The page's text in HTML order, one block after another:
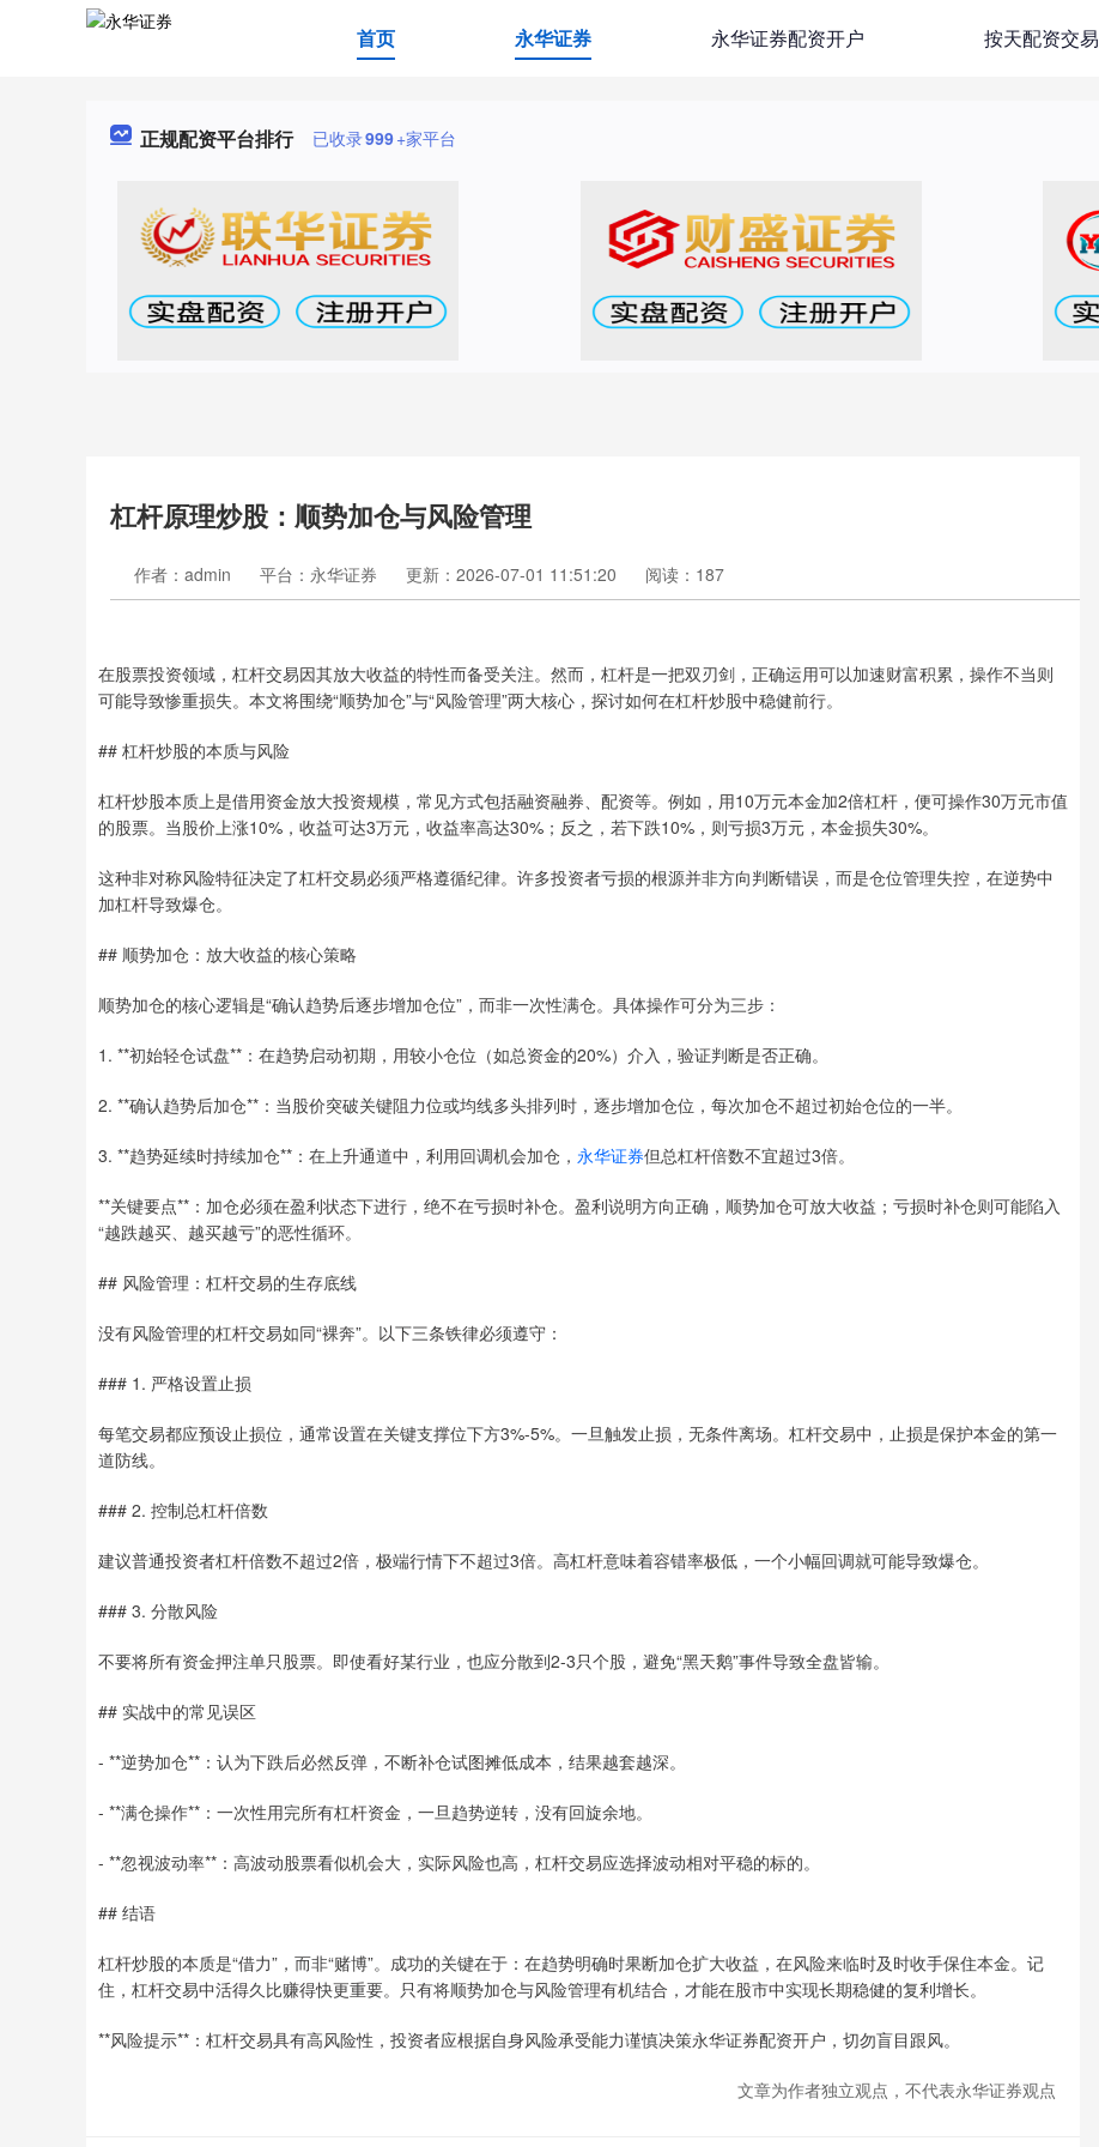
首页 永华证券 永华证券配资开户 按天配资交易
正规配资平台排行 已收录999+家平台
杠杆原理炒股：顺势加仓与风险管理
作者：admin 平台：永华证券 更新：2026-07-01 11:51:20 阅读：187
在股票投资领域，杠杆交易因其放大收益的特性而备受关注。然而，杠杆是一把双刃剑，正确运用可以加速财富积累，操作不当则
可能导致惨重损失。本文将围绕“顺势加仓”与“风险管理”两大核心，探讨如何在杠杆炒股中稳健前行。
## 杠杆炒股的本质与风险
杠杆炒股本质上是借用资金放大投资规模，常见方式包括融资融券、配资等。例如，用10万元本金加2倍杠杆，便可操作30万元市值
的股票。当股价上涨10%，收益可达3万元，收益率高达30%；反之，若下跌10%，则亏损3万元，本金损失30%。
这种非对称风险特征决定了杠杆交易必须严格遵循纪律。许多投资者亏损的根源并非方向判断错误，而是仓位管理失控，在逆势中
加杠杆导致爆仓。
## 顺势加仓：放大收益的核心策略
顺势加仓的核心逻辑是“确认趋势后逐步增加仓位”，而非一次性满仓。具体操作可分为三步：
1. **初始轻仓试盘**：在趋势启动初期，用较小仓位（如总资金的20%）介入，验证判断是否正确。
2. **确认趋势后加仓**：当股价突破关键阻力位或均线多头排列时，逐步增加仓位，每次加仓不超过初始仓位的一半。
3. **趋势延续时持续加仓**：在上升通道中，利用回调机会加仓， 永华证券但总杠杆倍数不宜超过3倍。
**关键要点**：加仓必须在盈利状态下进行，绝不在亏损时补仓。盈利说明方向正确，顺势加仓可放大收益；亏损时补仓则可能陷入
“越跌越买、越买越亏”的恶性循环。
## 风险管理：杠杆交易的生存底线
没有风险管理的杠杆交易如同“裸奔”。以下三条铁律必须遵守：
### 1. 严格设置止损
每笔交易都应预设止损位，通常设置在关键支撑位下方3%-5%。一旦触发止损，无条件离场。杠杆交易中，止损是保护本金的第一
道防线。
### 2. 控制总杠杆倍数
建议普通投资者杠杆倍数不超过2倍，极端行情下不超过3倍。高杠杆意味着容错率极低，一个小幅回调就可能导致爆仓。
### 3. 分散风险
不要将所有资金押注单只股票。即使看好某行业，也应分散到2-3只个股，避免“黑天鹅”事件导致全盘皆输。
## 实战中的常见误区
- **逆势加仓**：认为下跌后必然反弹，不断补仓试图摊低成本，结果越套越深。
- **满仓操作**：一次性用完所有杠杆资金，一旦趋势逆转，没有回旋余地。
- **忽视波动率**：高波动股票看似机会大，实际风险也高，杠杆交易应选择波动相对平稳的标的。
## 结语
杠杆炒股的本质是“借力”，而非“赌博”。成功的关键在于：在趋势明确时果断加仓扩大收益，在风险来临时及时收手保住本金。记
住，杠杆交易中活得久比赚得快更重要。只有将顺势加仓与风险管理有机结合，才能在股市中实现长期稳健的复利增长。
**风险提示**：杠杆交易具有高风险性，投资者应根据自身风险承受能力谨慎决策永华证券配资开户，切勿盲目跟风。
文章为作者独立观点，不代表永华证券观点